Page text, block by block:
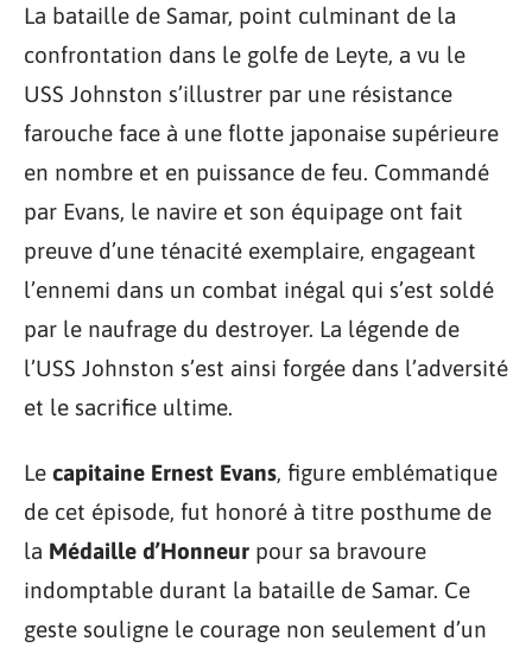
La bataille de Samar, point culminant de la
confrontation dans le golfe de Leyte, a vu le
USS Johnston s’illustrer par une résistance
farouche face à une flotte japonaise supérieure
en nombre et en puissance de feu. Commandé
par Evans, le navire et son équipage ont fait
preuve d’une ténacité exemplaire, engageant
l’ennemi dans un combat inégal qui s’est soldé
par le naufrage du destroyer. La légende de
l’USS Johnston s’est ainsi forgée dans l’adversité
et le sacrifice ultime.
Le capitaine Ernest Evans, figure emblématique
de cet épisode, fut honoré à titre posthume de
la Médaille d’Honneur pour sa bravoure
indomptable durant la bataille de Samar. Ce
geste souligne le courage non seulement d’un